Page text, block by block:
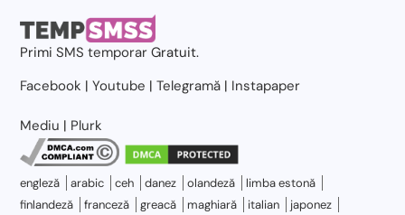
PrimiSMS temporar Gratuit.
Facebook |Youtube |Telegramă | Instapaper
Mediu | Plurk
engleză arabic ceh danez olandeză
limba estonă
finlandeză
franceză greacă maghiară italian
japonez